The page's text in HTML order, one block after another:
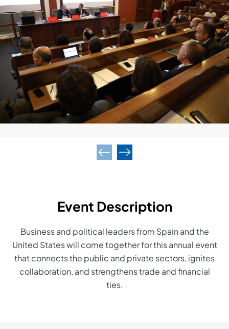
Event Description
Business and political leaders from Spain and the
United States will come together for this annual event
that connects the public and private sectors, ignites
collaboration, and strengthens trade and financial
ties.